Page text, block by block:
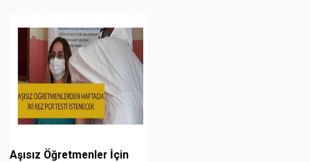
Aşısız Öğretmenler İçin